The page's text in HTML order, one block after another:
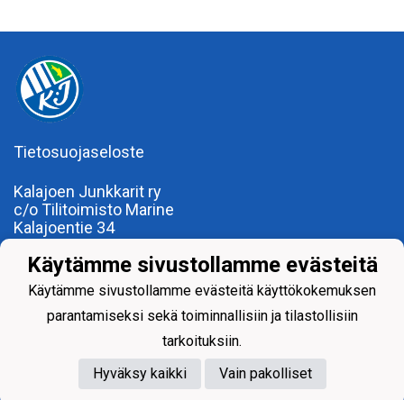
Tietosuojaseloste
Kalajoen Junkkarit ry
c/o Tilitoimisto Marine
Kalajoentie 34
Y-tunnus 0185922-0
Yhdistysrekisterinumero 120.904
Powered by
Käytämme sivustollamme evästeitä
Käytämme sivustollamme evästeitä käyttökokemuksen
parantamiseksi sekä toiminnallisiin ja tilastollisiin
tarkoituksiin.
Hyväksy kaikki
Vain pakolliset